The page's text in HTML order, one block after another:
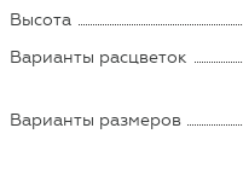
Высота
Варианты расцветок
Варианты размеров